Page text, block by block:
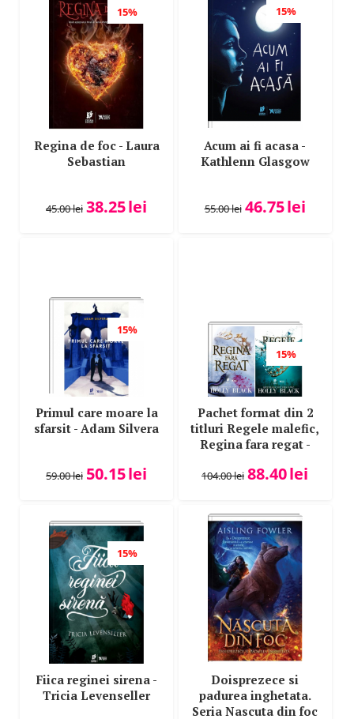
15%
Regina de foc - Laura
Sebastian
45.00lei 38.25lei
15%
Acum ai fi acasa -
Kathlenn Glasgow
55.00lei 46.75lei
15%
Primul care moare la
sfarsit - Adam Silvera
59.00lei 50.15lei
15%
Pachet format din 2
titluri Regele malefic,
Regina fara regat -
104.00lei 88.40lei
15%
Fiica reginei sirena -
Tricia Levenseller
Doisprezece si
padurea inghetata.
Seria Nascuta din foc